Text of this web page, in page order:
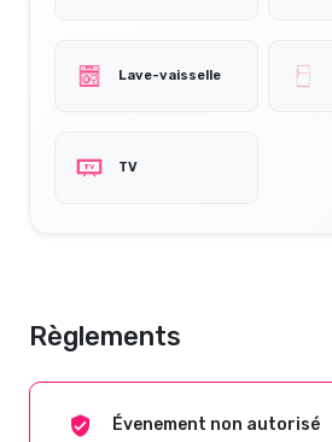
Lave-vaisselle
TV
Règlements
Évenement non autorisé